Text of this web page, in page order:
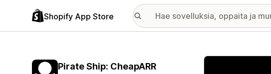
Shopify App Store
Pirate Ship: CheapARR
Esittelykuvagalleria